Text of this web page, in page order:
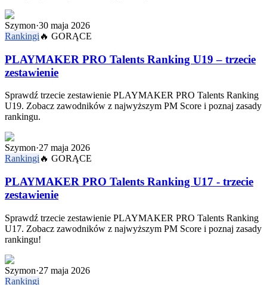
Szymon·30 maja 2026
Rankingi 🔥 GORĄCE
PLAYMAKER PRO Talents Ranking U19 – trzecie
zestawienie
Sprawdź trzecie zestawienie PLAYMAKER PRO Talents Ranking
U19. Zobacz zawodników z najwyższym PM Score i poznaj zasady
rankingu.
Szymon·27 maja 2026
Rankingi🔥 GORĄCE
PLAYMAKER PRO Talents Ranking U17 - trzecie
zestawienie
Sprawdź trzecie zestawienie PLAYMAKER PRO Talents Ranking
U17. Zobacz zawodników z najwyższym PM Score i poznaj zasady
rankingu!
Szymon·27 maja 2026
Rankingi